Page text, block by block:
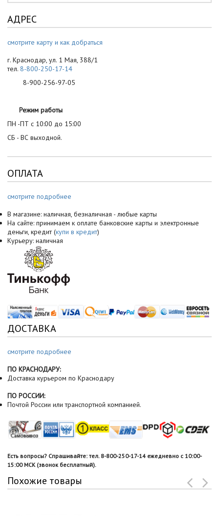
АДРЕС
смотрите карту и как добраться
г. Краснодар, ул. 1 Мая, 388/1
тел. 8-800-250-17-14
8-900-256-97-05
Режим работы
ПН -ПТ с 10:00 до 15:00
СБ - ВС выходной.
ОПЛАТА
смотрите подробнее
В магазине: наличная, безналичная - любые карты
На сайте: принимаем к оплате банковские карты и электронные
деньги, кредит (купи в кредит)
Курьеру: наличная
ДОСТАВКА
смотрите подробнее
ПО КРАСНОДАРУ:
Доставка курьером по Краснодару
ПО РОССИИ:
Почтой России или транспортной компанией.
Есть вопросы? Спрашивайте: тел. 8-800-250-17-14 ежедневно с 10:00-
15:00 МСК (звонок бесплатный).
Похожие товары